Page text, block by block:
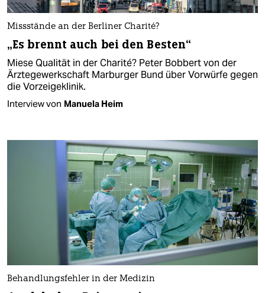
Missstände an der Berliner Charité?
„Es brennt auch bei den Besten“
Miese Qualität in der Charité? Peter Bobbert von der
Ärzte­gewerk­schaft Marburger Bund über Vorwürfe gegen
die Vorzeigeklinik.
Interview von Manuela Heim
Behandlungsfehler in der Medizin